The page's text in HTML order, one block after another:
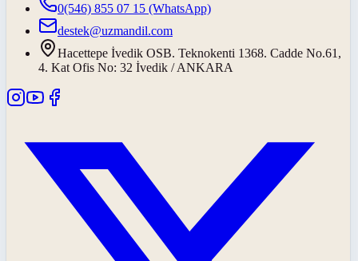
0(546) 855 07 15 (WhatsApp)
destek@uzmandil.com
Hacettepe İvedik OSB. Teknokenti 1368. Cadde No.61,
4. Kat Ofis No: 32 İvedik / ANKARA